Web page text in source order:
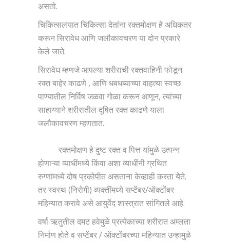
असतो.
चिकित्सलयात चिकित्सा देतांना रक्तमोक्षण हे अधिकतर
करून सिरावेध आणि जलौकावचरण या दोन प्रकारे
केले जाते.
सिरावेध म्हणजे आपल्या शरीराची रक्तवाहिनी फोडून
रक्त बाहेर काढणे , आणि धबधब्याच्या वाहत्या स्वच्छ
पाण्यातील निर्विष जळवा गोळा करून आणून, त्यांच्या
साहाय्याने शरीरातील दूषित रक्त काढणे याला
जलौकावचरण म्हणतात.
रक्तमोक्षण हे दुष्ट रक्त व पित्त यांमुळे उत्पन्न
होणाऱ्या व्याधींमध्ये किंवा अशा व्याधींनी ग्रथित
रुग्णांमध्ये दोष प्रकोपीत असताना केव्हाही करता येते.
तर स्वस्थ (निरोगी) व्यक्तींमध्ये सप्टेंबर/ऑक्टोंबर
महिन्यात करावे असे आयुर्वेद शास्त्रात सांगितले आहे.
वर्षा ऋतुतील दमट हवेमुळे प्रत्येकाच्या शरीरात अम्लता
निर्माण होते व सप्टेंबर / ऑक्टोंबरच्या महिन्यात उन्हामुळे